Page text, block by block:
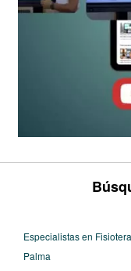
Especialistas en
Palma